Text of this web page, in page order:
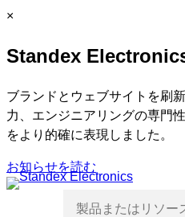
内
を
キ
ッ
プ
C
o
e
×
Standex
ブランドとウェブサイトを刷
力、エンジニアリングの専門
をより的確に表現しました。
お知らせを読む